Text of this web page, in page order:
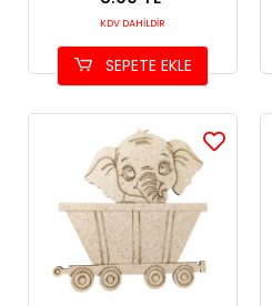
KDV DAHİLDİR
SEPETE EKLE